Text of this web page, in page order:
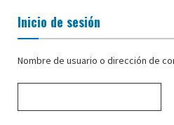
Inicio de sesión
Nombre de usuario o dirección de